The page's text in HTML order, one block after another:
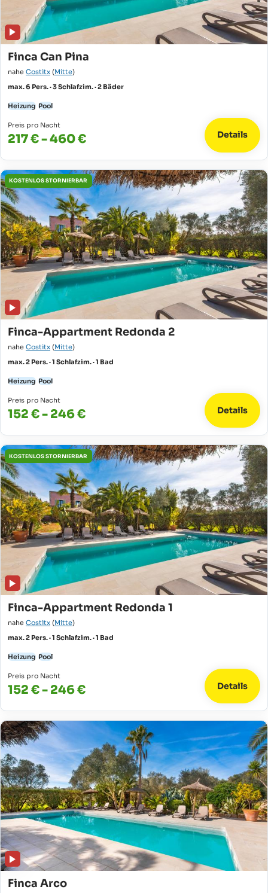
Finca Can Pina
nahe Costitx (Mitte)
max. 6 Pers. · 3 Schlafzim. · 2 Bäder
Heizung Pool
Preis pro Nacht
217 € - 460 € Details
KOSTENLOS STORNIERBAR
Finca-Appartment Redonda 2
nahe Costitx (Mitte)
max. 2 Pers. · 1 Schlafzim. · 1 Bad
Heizung Pool
Preis pro Nacht
152 € - 246 € Details
KOSTENLOS STORNIERBAR
Finca-Appartment Redonda 1
nahe Costitx (Mitte)
max. 2 Pers. · 1 Schlafzim. · 1 Bad
Heizung Pool
Preis pro Nacht
152 € - 246 € Details
Finca Arco